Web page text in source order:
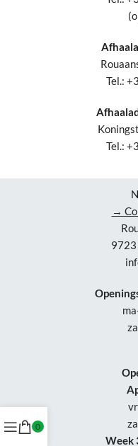
Tel.:
Tel.:
→
9723
Week
0